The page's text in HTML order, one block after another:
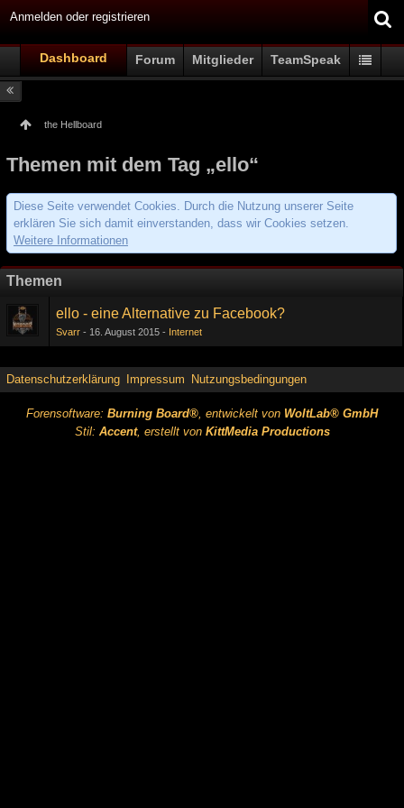
Anmelden oder registrieren
Dashboard Forum Mitglieder TeamSpeak
the Hellboard
Themen mit dem Tag „ello“
Diese Seite verwendet Cookies. Durch die Nutzung unserer Seite
erklären Sie sich damit einverstanden, dass wir Cookies setzen.
Weitere Informationen
Themen
ello - eine Alternative zu Facebook?
Svarr 16. August 2015 Internet
Datenschutzerklärung Impressum Nutzungsbedingungen
Forensoftware: Burning Board®, entwickelt von WoltLab® GmbH
Stil: Accent, erstellt von KittMedia Productions